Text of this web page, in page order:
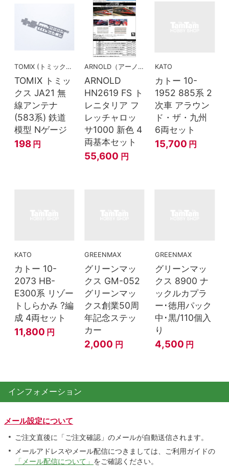
TOMIX (トミックス)
TOMIX トミッ
クス JA21 無
線アンテナ
(583系) 鉄道
模型 Nゲージ
198 円
ARNOLD（アーノルド）
ARNOLD
HN2619 FS ト
レニタリア フ
レッチャロッ
サ1000 新色 4
両基本セット
55,600 円
KATO
カトー 10-
1952 885系 2
次車 アラウン
ド・ザ・九州
6両セット
15,700 円
KATO
カトー 10-
2073 HB-
E300系 リゾー
トしらかみ ?編
成 4両セット
11,800 円
GREENMAX
グリーンマッ
クス GM-052
グリーンマッ
クス創業50周
年記念ステッ
カー
2,000 円
GREENMAX
グリーンマッ
クス 8900 ナ
ックルカプラ
ー･徳用パック
中･黒/110個入
り
4,500 円
インフォメーション
メール設定について
ご注文直後に「ご注文確認」のメールが自動送信されます。
メールアドレスやメール配信につきましては、ご利用ガイドの
「メール配信について」 をご確認ください。